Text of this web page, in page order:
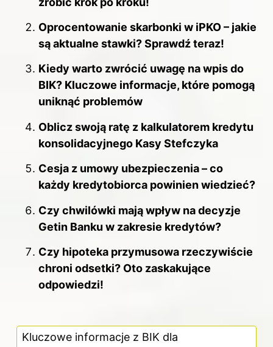
Oprocentowanie skarbonki w iPKO – jakie
są aktualne stawki? Sprawdź teraz!
Kiedy warto zwrócić uwagę na wpis do
BIK? Kluczowe informacje, które pomogą
uniknąć problemów
Oblicz swoją ratę z kalkulatorem kredytu
konsolidacyjnego Kasy Stefczyka
Cesja z umowy ubezpieczenia – co
każdy kredytobiorca powinien wiedzieć?
Czy chwilówki mają wpływ na decyzje
Getin Banku w zakresie kredytów?
Czy hipoteka przymusowa rzeczywiście
chroni odsetki? Oto zaskakujące
odpowiedzi!
Kluczowe informacje z BIK dla